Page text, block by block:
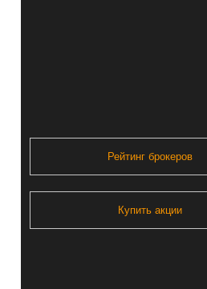
Рейтинг брокеров
Купить акции